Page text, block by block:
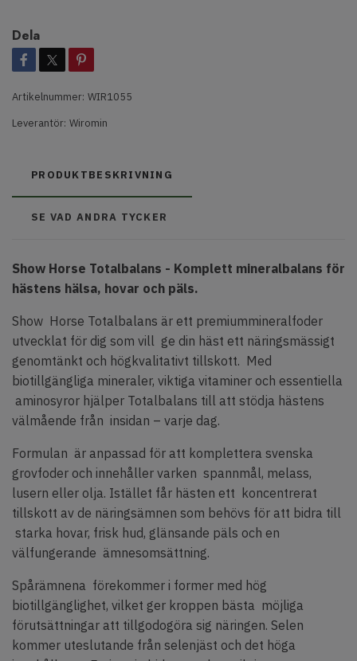
Dela
Artikelnummer: WIR1055
Leverantör: Wiromin
PRODUKTBESKRIVNING
SE VAD ANDRA TYCKER
Show Horse Totalbalans - Komplett mineralbalans för
hästens hälsa, hovar och päls.
Show Horse Totalbalans är ett premiummineralfoder
utvecklat för dig som vill ge din häst ett näringsmässigt
genomtänkt och högkvalitativt tillskott. Med
biotillgängliga mineraler, viktiga vitaminer och essentiella
aminosyror hjälper Totalbalans till att stödja hästens
välmående från insidan – varje dag.
Formulan är anpassad för att komplettera svenska
grovfoder och innehåller varken spannmål, melass,
lusern eller olja. Istället får hästen ett koncentrerat
tillskott av de näringsämnen som behövs för att bidra till
starka hovar, frisk hud, glänsande päls och en
välfungerande ämnesomsättning.
Spårämnena förekommer i former med hög
biotillgänglighet, vilket ger kroppen bästa möjliga
förutsättningar att tillgodogöra sig näringen. Selen
kommer uteslutande från selenjäst och det höga